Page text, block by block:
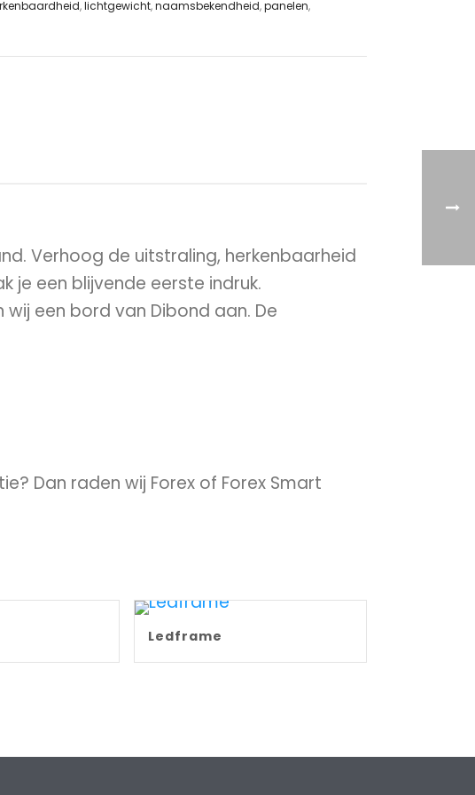
,lichtgewicht,naamsbekendheid,panelen,
Verhoog de uitstraling, herkenbaarheid
je een blijvende eerste indruk.
een bord van Dibond aan. De
Dan raden wij Forex of Forex Smart
Ledframe